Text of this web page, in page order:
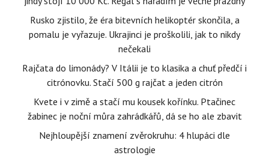
Rusko zjistilo, že éra bitevních helikoptér skončila, a
pomalu je vyřazuje. Ukrajinci je proškolili, jak to nikdy
nečekali
Rajčata do limonády? V Itálii je to klasika a chuť předčí i
citrónovku. Stačí 500 g rajčat a jeden citrón
Kvete i v zimě a stačí mu kousek kořínku. Ptačinec
žabinec je noční můra zahrádkářů, dá se ho ale zbavit
Nejhloupější znamení zvěrokruhu: 4 hlupáci dle
astrologie